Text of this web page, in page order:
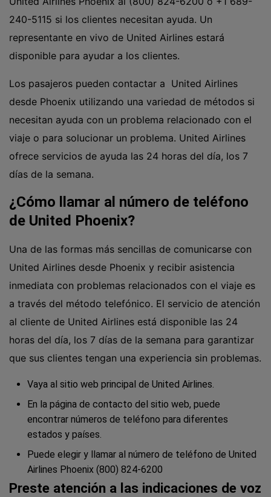
240-5115 si los clientes necesitan ayuda. Un
representante en vivo de United Airlines estará
disponible para ayudar a los clientes.
Los pasajeros pueden contactar a United Airlines
desde Phoenix utilizando una variedad de métodos si
necesitan ayuda con un problema relacionado con el
viaje o para solucionar un problema. United Airlines
ofrece servicios de ayuda las 24 horas del día, los 7
días de la semana.
¿Cómo llamar al número de teléfono
de United Phoenix?
Una de las formas más sencillas de comunicarse con
United Airlines desde Phoenix y recibir asistencia
inmediata con problemas relacionados con el viaje es
a través del método telefónico. El servicio de atención
al cliente de United Airlines está disponible las 24
horas del día, los 7 días de la semana para garantizar
que sus clientes tengan una experiencia sin problemas.
Vaya al sitio web principal de United Airlines.
En la página de contacto del sitio web, puede
encontrar números de teléfono para diferentes
estados y países.
Puede elegir y llamar al número de teléfono de United
Airlines Phoenix (800) 824-6200
Preste atención a las indicaciones de voz